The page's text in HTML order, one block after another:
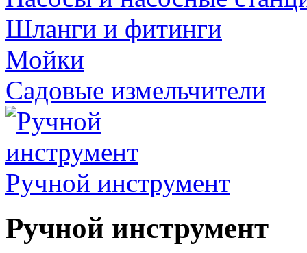
Шланги и фитинги
Мойки
Садовые измельчители
Ручной инструмент
Ручной инструмент